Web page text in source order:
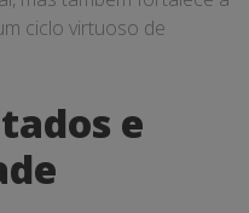
ciclo virtuoso de
e